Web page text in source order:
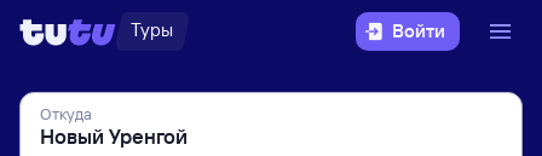
Туры Войти
Откуда